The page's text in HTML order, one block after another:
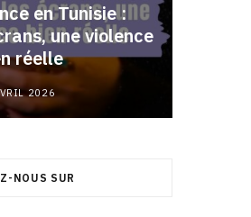
en Tunisie :
une violence
réelle
2026
NOUS SUR